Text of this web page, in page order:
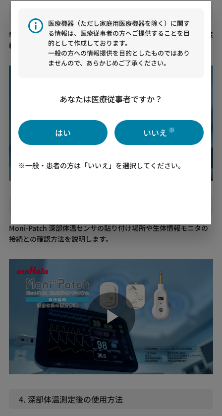
Moni-Patch 深部体温センサとMoni-Patch 表示ユニットの無線接
続やMoni-Patch 貼り付けシートの貼り方を説明します。
Play
Moni-Patch 深部体温センサの貼り付け場所や生体情報モニタの
接続との確認方法を説明します。
Play
Video
4. 深部体温測定後の使用方法
医療機器（ただし家庭用医療機器を除く）に関す
る情報は、医療従事者の方へご提供することを目
的として作成しております。
一般の方への情報提供を目的としたものではあり
ませんので、あらかじめご了承ください。
あなたは医療従事者ですか？
はい いいえ ※
※一般・患者の方は「いいえ」を選択してください。